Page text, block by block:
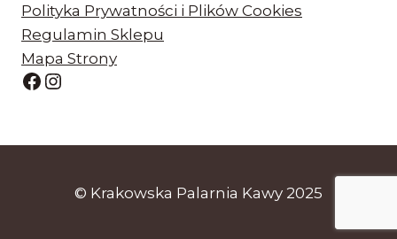
Polityka Prywatności i Plików Cookies
Regulamin Sklepu
Mapa Strony
© Krakowska Palarnia Kawy 2025